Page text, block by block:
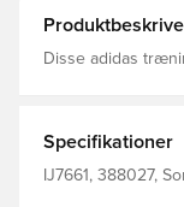
Disse adidas
genanvendt
Specifikationer
IJ7661, 388027,